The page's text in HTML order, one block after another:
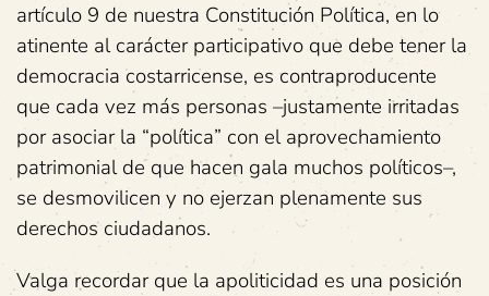
artículo 9 de nuestra Constitución Política, en lo
atinente al carácter participativo que debe tener la
democracia costarricense, es contraproducente
que cada vez más personas –justamente irritadas
por asociar la “política” con el aprovechamiento
patrimonial de que hacen gala muchos políticos–,
se desmovilicen y no ejerzan plenamente sus
derechos ciudadanos.
Valga recordar que la apoliticidad es una posición